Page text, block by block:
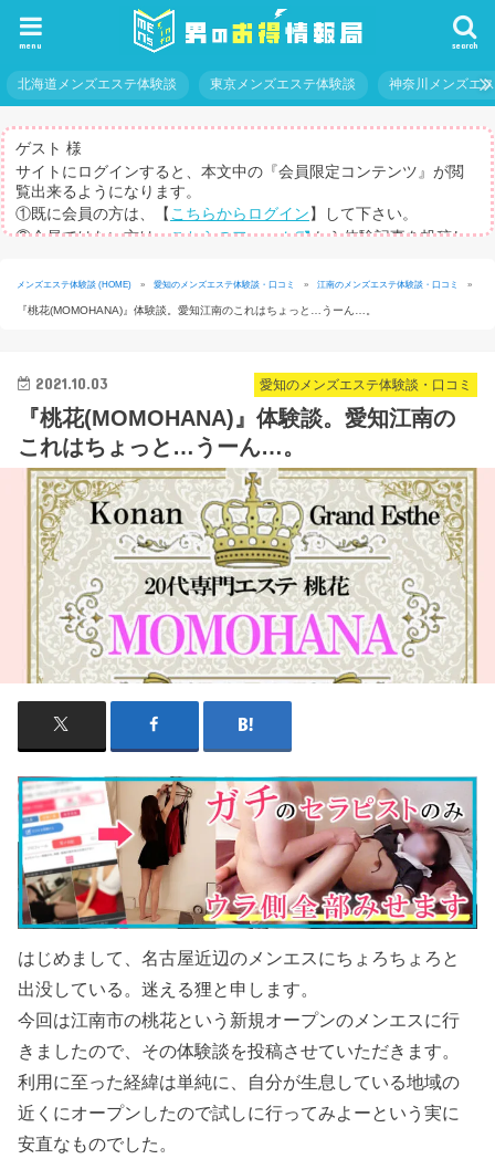
search
menu
北海道メンズエステ体験談 東京メンズエステ体験談 神奈川メンズエ
ゲスト 様
サイトにログインすると、本文中の『会員限定コンテンツ』が閲
覧出来るようになります。
①既に会員の方は、【 こちらからログイン 】して下さい。
②会員ではない方は、こちらのフォーム
から体験記事を投稿し
※体験記事が書けない方や、すべての記事を閲覧したい方のため
メンズエステ体験談 (HOME) » 愛知のメンズエステ体験談・口コミ » 江南のメンズエステ体験談・口コミ »
『桃花(MOMOHANA)』体験談。愛知江南のこれはちょっと…うーん…。
愛知のメンズエステ体験談・口コミ
2021.10.03
『桃花(MOMOHANA)』体験談。愛知江南の
これはちょっと…うーん…。
はじめまして、名古屋近辺のメンエスにちょろちょろと
出没している。迷える狸と申します。
今回は江南市の桃花という新規オープンのメンエスに行
きましたので、その体験談を投稿させていただきます。
利用に至った経緯は単純に、自分が生息している地域の
近くにオープンしたので試しに行ってみよーという実に
安直なものでした。